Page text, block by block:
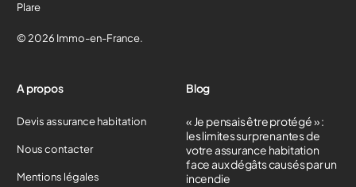
Plare
© 2026 Immo-en-France.
A propos
Devis assurance habitation
Nous contacter
Mentions légales
Blog
« Je pensais être protégé » :
les limites surprenantes de
votre assurance habitation
face aux dégâts causés par un
incendie